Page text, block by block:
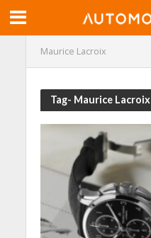
Maurice Lacroix
Tag- Maurice Lacroix